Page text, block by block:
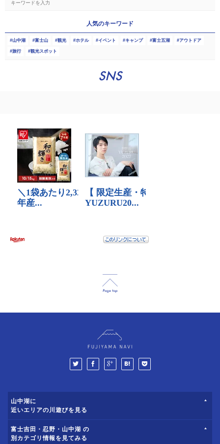
人気のキーワード
山中湖 富士山 観光 ホテル イベント キャンプ 富士五湖 アウトドア
旅行 観光スポット
SNS
山中湖に
近いエリアの川遊びを見る
富士吉田・忍野・山中湖 の
別カテゴリ情報を見てみる